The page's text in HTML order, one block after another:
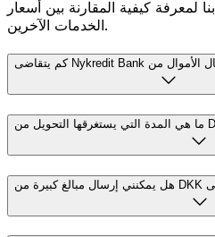
بنا لمعرفة كيفية المقارنة بين أسعار Nykredit Bankومقدمي
الخدمات الآخرين.